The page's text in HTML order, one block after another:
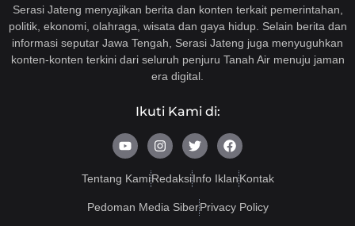
Serasi Jateng menyajikan berita dan konten terkait pemerintahan,
politik, ekonomi, olahraga, wisata dan gaya hidup. Selain berita dan
informasi seputar Jawa Tengah, Serasi Jateng juga menyuguhkan
konten-konten terkini dari seluruh penjuru Tanah Air menuju jaman
era digital.
Ikuti Kami di:
Y
o
t
e
I
n
t
g
r
T
w
t
e
r
F
a
e
o
Tentang KamiRedaksiInfo IklanKontak
Pedoman Media SiberPrivacy Policy